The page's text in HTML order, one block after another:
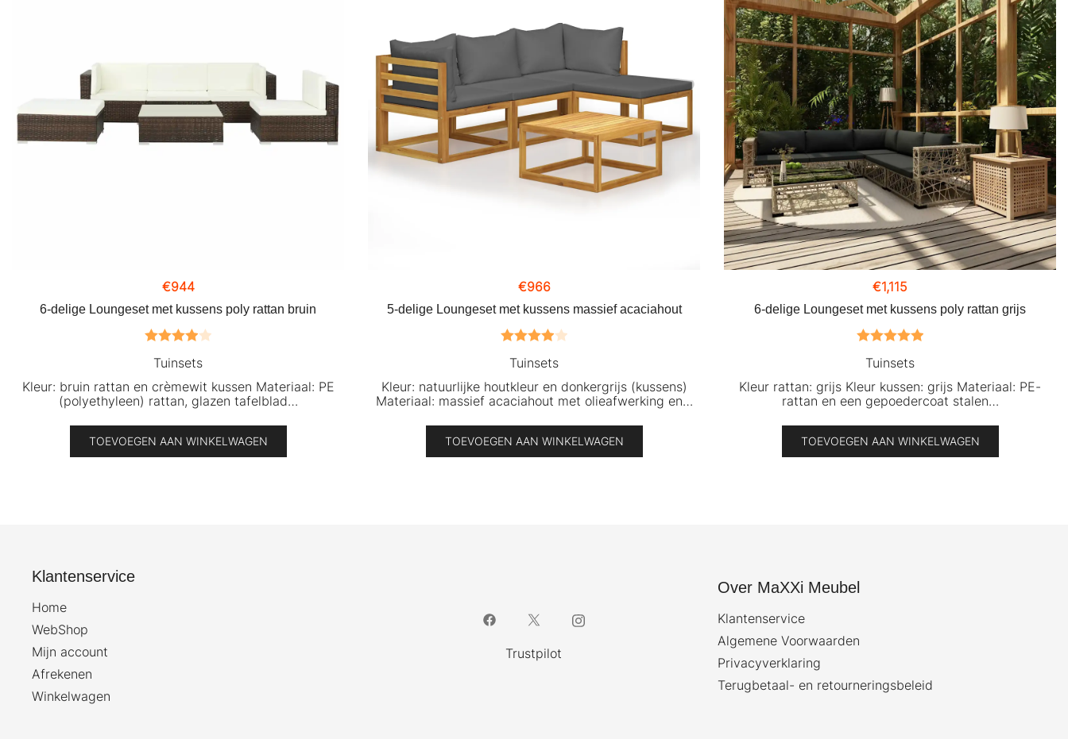
€944
6-delige Loungeset met kussens poly rattan bruin
Tuinsets
Kleur: bruin rattan en crèmewit kussen Materiaal: PE
(polyethyleen) rattan, glazen tafelblad…
TOEVOEGEN AAN WINKELWAGEN
€966
5-delige Loungeset met kussens massief acaciahout
Tuinsets
Kleur: natuurlijke houtkleur en donkergrijs (kussens)
Materiaal: massief acaciahout met olieafwerking en…
TOEVOEGEN AAN WINKELWAGEN
€1,115
6-delige Loungeset met kussens poly rattan grijs
Tuinsets
Kleur rattan: grijs Kleur kussen: grijs Materiaal: PE-
rattan en een gepoedercoat stalen…
TOEVOEGEN AAN WINKELWAGEN
Klantenservice
Home
WebShop
Mijn account
Afrekenen
Winkelwagen
Trustpilot
Over MaXXi Meubel
Klantenservice
Algemene Voorwaarden
Privacyverklaring
Terugbetaal- en retourneringsbeleid